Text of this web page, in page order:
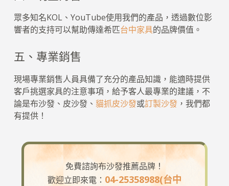
眾多知名KOL、YouTube使用我們的產品，透過數位影
響者的支持可以幫助傳達希匹台中家具的品牌價值。
五、專業銷售
現場專業銷售人員具備了充分的產品知識，能適時提供
客戶挑選家具的注意事項，給予客人最專業的建議，不
論是布沙發、皮沙發、 貓抓皮沙發或訂製沙發，我們都
有提供！
免費諮詢布沙發推薦品牌！
歡迎立即來電： 04-25358988(台中